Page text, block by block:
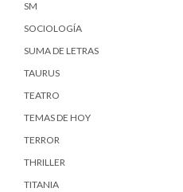
SM
SOCIOLOGÍA
SUMA DE LETRAS
TAURUS
TEATRO
TEMAS DE HOY
TERROR
THRILLER
TITANIA